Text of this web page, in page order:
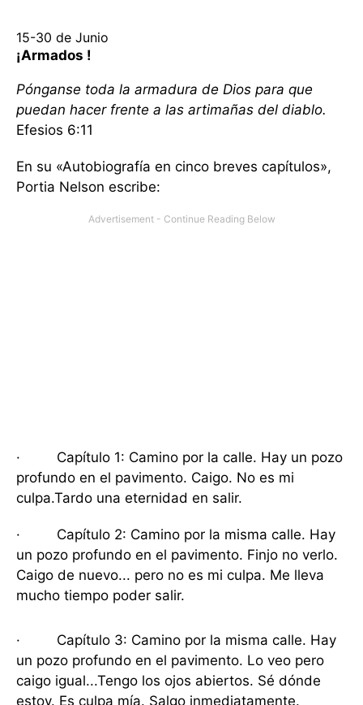
15-30 de Junio
¡Armados !
Pónganse toda la armadura de Dios para que
puedan hacer frente a las artimañas del diablo.
Efesios 6:11
En su «Autobiografía en cinco breves capítulos»,
Portia Nelson escribe:
· Capítulo 1: Camino por la calle. Hay un pozo
profundo en el pavimento. Caigo. No es mi
culpa.Tardo una eternidad en salir.
· Capítulo 2: Camino por la misma calle. Hay
un pozo profundo en el pavimento. Finjo no verlo.
Caigo de nuevo... pero no es mi culpa. Me lleva
mucho tiempo poder salir.
· Capítulo 3: Camino por la misma calle. Hay
un pozo profundo en el pavimento. Lo veo pero
caigo igual...Tengo los ojos abiertos. Sé dónde
estoy. Es culpa mía. Salgo inmediatamente.